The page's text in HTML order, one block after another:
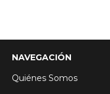
NAVEGACIÓN
Quiénes Somos